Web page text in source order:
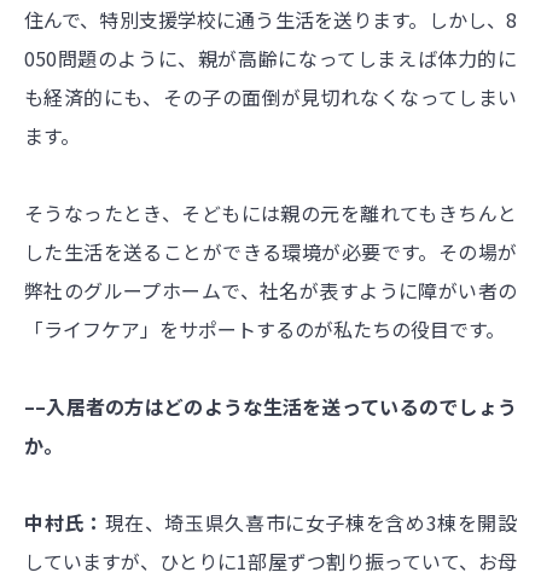
住んで、特別支援学校に通う生活を送ります。しかし、8
050問題のように、親が高齢になってしまえば体力的に
も経済的にも、その子の面倒が見切れなくなってしまい
ます。
そうなったとき、そどもには親の元を離れてもきちんと
した生活を送ることができる環境が必要です。その場が
弊社のグループホームで、社名が表すように障がい者の
「ライフケア」をサポートするのが私たちの役目です。
––入居者の方はどのような生活を送っているのでしょう
か。
中村氏： 現在、埼玉県久喜市に女子棟を含め3棟を開設
していますが、ひとりに1部屋ずつ割り振っていて、お母